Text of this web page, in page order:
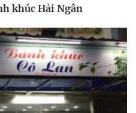
khúc Hải Ngân